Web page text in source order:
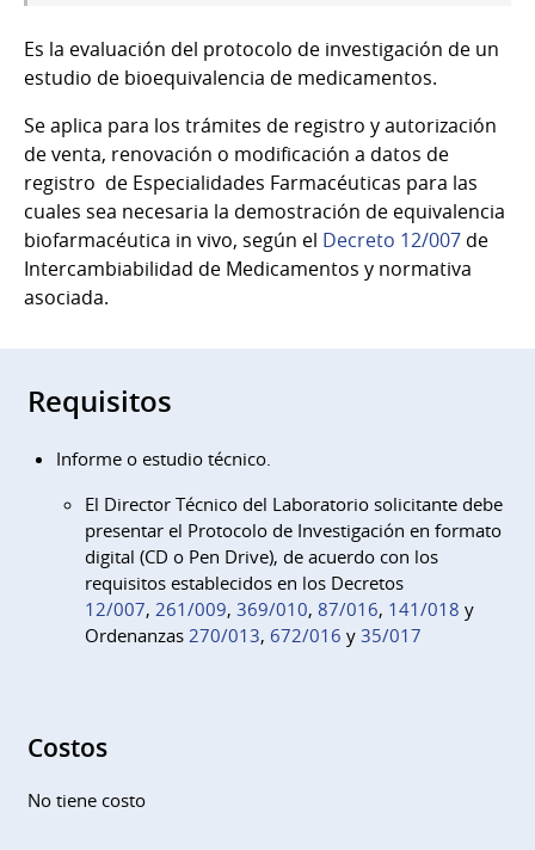
Es la evaluación del protocolo de investigación de un
estudio de bioequivalencia de medicamentos.
Se aplica para los trámites de registro y autorización
de venta, renovación o modificación a datos de
registro de Especialidades Farmacéuticas para las
cuales sea necesaria la demostración de equivalencia
biofarmacéutica in vivo, según el Decreto 12/007 de
Intercambiabilidad de Medicamentos y normativa
asociada.
Requisitos
Informe o estudio técnico.
El Director Técnico del Laboratorio solicitante debe
presentar el Protocolo de Investigación en formato
digital (CD o Pen Drive), de acuerdo con los
requisitos establecidos en los Decretos
12/007, 261/009, 369/010, 87/016, 141/018 y
Ordenanzas 270/013, 672/016 y 35/017
Costos
No tiene costo